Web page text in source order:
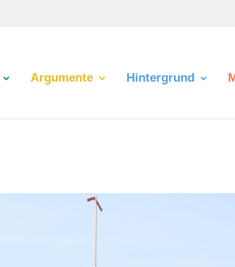
Argumente Hintergrund